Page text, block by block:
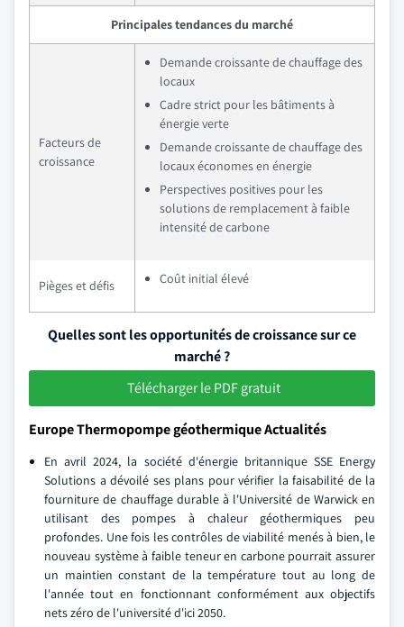
Principales tendances du marché
Facteurs de
croissance
Demande croissante de chauffage des
locaux
Cadre strict pour les bâtiments à
énergie verte
Demande croissante de chauffage des
locaux économes en énergie
Perspectives positives pour les
solutions de remplacement à faible
intensité de carbone
Pièges et défis Coût initial élevé
Quelles sont les opportunités de croissance sur ce
marché ?
Télécharger le PDF gratuit
Europe Thermopompe géothermique Actualités
En avril 2024, la société d'énergie britannique SSE Energy
Solutions a dévoilé ses plans pour vérifier la faisabilité de la
fourniture de chauffage durable à l'Université de Warwick en
utilisant des pompes à chaleur géothermiques peu
profondes. Une fois les contrôles de viabilité menés à bien, le
nouveau système à faible teneur en carbone pourrait assurer
un maintien constant de la température tout au long de
l'année tout en fonctionnant conformément aux objectifs
nets zéro de l'université d'ici 2050.